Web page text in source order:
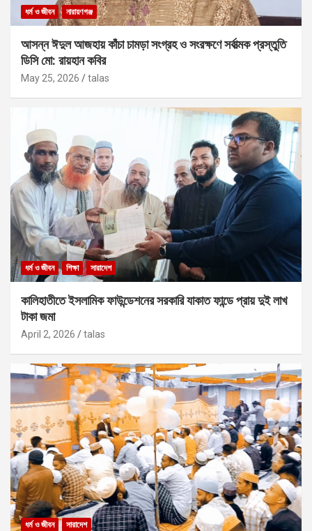
ধর্ম ও জীবন নারায়ণগঞ্জ
আসন্ন ঈদুল আজহায় কাঁচা চামড়া সংগ্রহ ও সংরক্ষণে সর্বাত্মক প্রস্তুতি
ডিসি মো: রায়হান কবির
May 25, 2026 talas
ধর্ম ও জীবন শিক্ষা সারাদেশ
কালিহাতীতে ইসলামিক ফাউন্ডেশনের সরকারি যাকাত ফান্ডে প্রায় দুই লাখ
টাকা জমা
April 2, 2026 talas
ধর্ম ও জীবন সারাদেশ